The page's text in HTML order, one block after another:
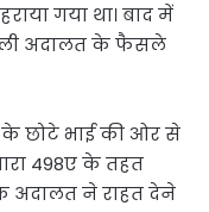
गया था। बाद में
अदालत के फैसले
के छोटे भाई की ओर से
498ए के तहत
अदालत ने राहत देने